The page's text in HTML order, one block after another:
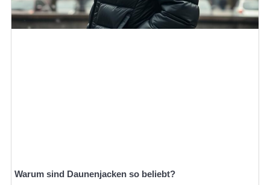
Warum sind Daunenjacken so beliebt?